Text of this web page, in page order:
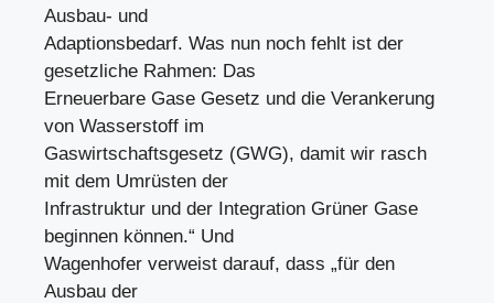
Ausbau- und
Adaptionsbedarf. Was nun noch fehlt ist der
gesetzliche Rahmen: Das
Erneuerbare Gase Gesetz und die Verankerung
von Wasserstoff im
Gaswirtschaftsgesetz (GWG), damit wir rasch
mit dem Umrüsten der
Infrastruktur und der Integration Grüner Gase
beginnen können.“ Und
Wagenhofer verweist darauf, dass „für den
Ausbau der